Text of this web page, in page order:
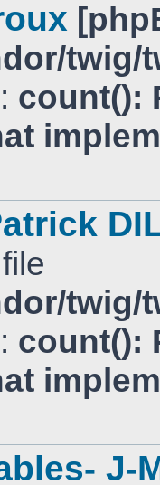
: count():
: count():
J-